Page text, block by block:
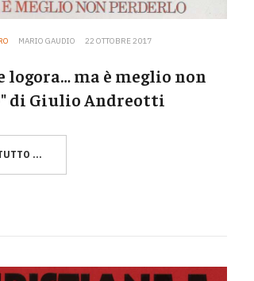
MARIO GAUDIO 22 OTTOBRE 2017
logora… ma è meglio non
di Giulio Andreotti
…